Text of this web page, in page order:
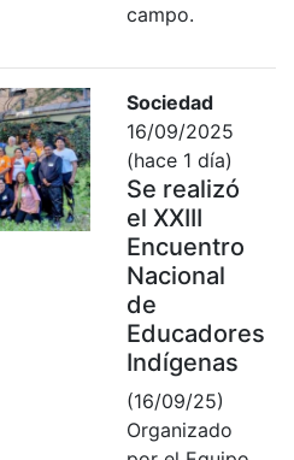
campo.
Sociedad
16/09/2025
(hace 1 día)
Se realizó
el XXIII
Encuentro
Nacional
de
Educadores
Indígenas
(16/09/25)
Organizado